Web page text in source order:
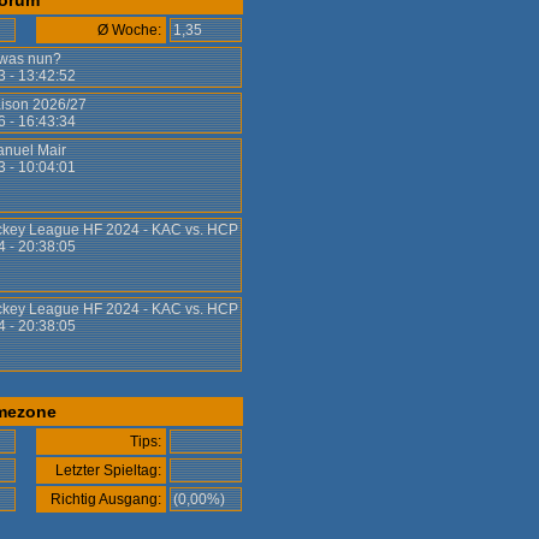
Ø Woche:
1,35
nun?
- 13:42:52
2026/27
- 16:43:34
Mair
- 10:04:01
League HF 2024 - KAC vs. HCP
- 20:38:05
League HF 2024 - KAC vs. HCP
- 20:38:05
Tips:
Letzter Spieltag:
Richtig Ausgang: (0,00%)